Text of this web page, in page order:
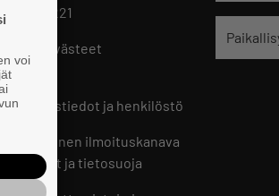
09 229 221
ja evästeet
yhteystiedot ja henkilöstö
sisäinen ilmoituskanava
ohjeet ja tietosuoja
voi